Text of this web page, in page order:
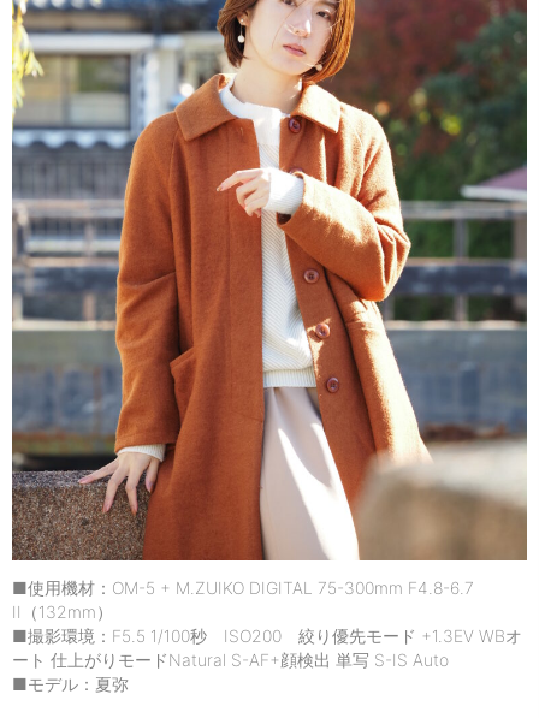
■使用機材：OM-5 + M.ZUIKO DIGITAL 75-300mm F4.8-6.7
II（132mm）
■撮影環境：F5.5 1/100秒 ISO200 絞り優先モード +1.3EV WBオ
ート 仕上がりモードNatural S-AF+顔検出 単写 S-IS Auto
■モデル：夏弥